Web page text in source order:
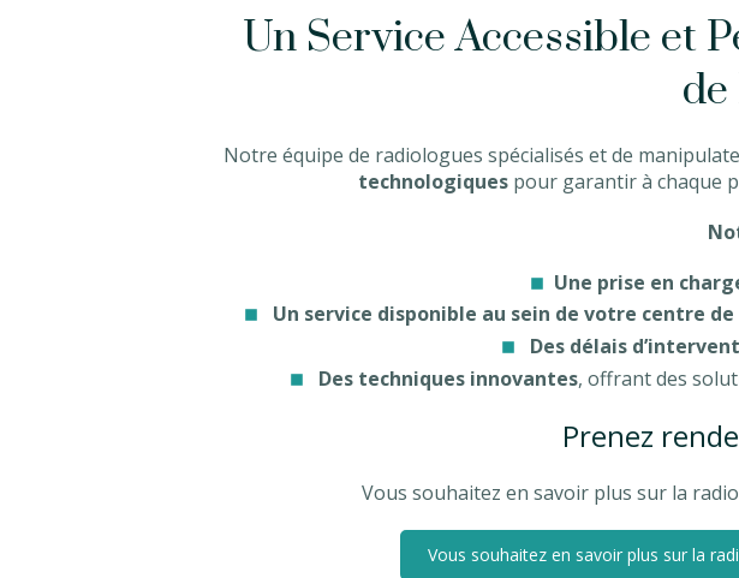
Un Service Accessible et
Notre équipe de radiologues spécialisés et de
technologiquespour garantir à chaque
Une prise en
Un service disponible au sein de votre centre
Des délais
Des techniques innovantes, offrant des
Prenez
Vous souhaitez en savoir plus sur la
Vous souhaitez en savoir plus sur la